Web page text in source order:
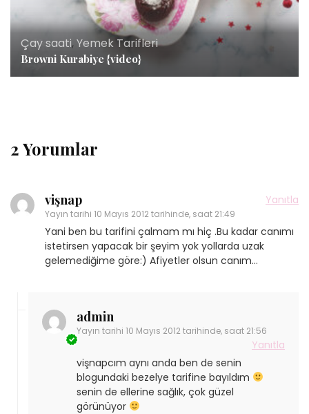
Çay saati,Yemek Tarifleri
Browni Kurabiye {video}
2 Yorumlar
vişnap
Yayın tarihi 10 Mayıs 2012 tarihinde, saat 21:49
Yanıtla
Yani ben bu tarifini çalmam mı hiç .Bu kadar canımı
istetirsen yapacak bir şeyim yok yollarda uzak
gelemediğime göre:) Afiyetler olsun canım…
admin
Yayın tarihi 10 Mayıs 2012 tarihinde, saat 21:56
Yanıtla
vişnapcım aynı anda ben de senin
blogundaki bezelye tarifine bayıldım
senin de ellerine sağlık, çok güzel
görünüyor